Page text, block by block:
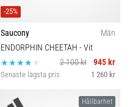
-25%
Saucony
Män
ENDORPHIN CHEETAH - Vit
2 100 kr
945 kr
Senaste lägsta pris 1 260 kr
Hållbarhet